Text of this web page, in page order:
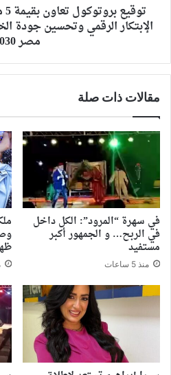
الإبتكار الرقمي وتحسين جودة
مصر 2030
مقالات ذات صلة
في سهرة “المرود”: الكل داخل
في الربح… و الجمهور أكبر
مستفيد
منذ 5 ساعات